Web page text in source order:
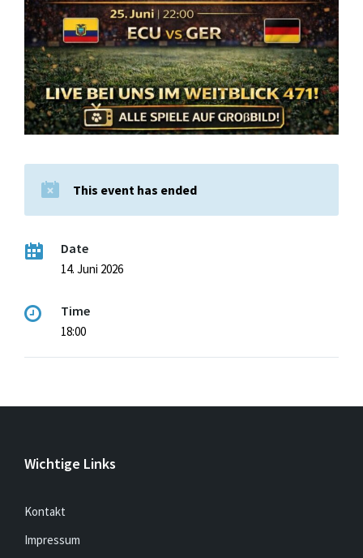
This event has ended
Date
14. Juni 2026
Time
18:00
Wichtige Links
Kontakt
Impressum